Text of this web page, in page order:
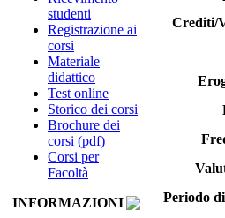
studenti
Registrazione ai
corsi
Materiale
didattico
Test online
Storico dei corsi
Brochure dei
corsi (pdf)
Corsi per
Facoltà
INFORMAZIONI
Crediti/
Periodo